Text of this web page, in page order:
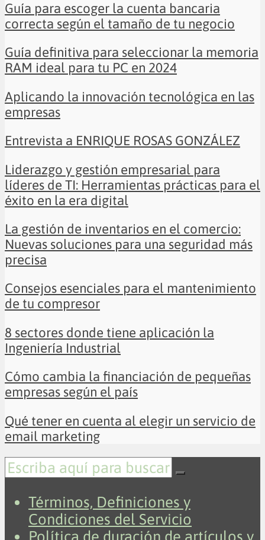
Guía para escoger la cuenta bancaria
correcta según el tamaño de tu negocio
Guía definitiva para seleccionar la memoria
RAM ideal para tu PC en 2024
Aplicando la innovación tecnológica en las
empresas
Entrevista a ENRIQUE ROSAS GONZÁLEZ
Liderazgo y gestión empresarial para
líderes de TI: Herramientas prácticas para el
éxito en la era digital
La gestión de inventarios en el comercio:
Nuevas soluciones para una seguridad más
precisa
Consejos esenciales para el mantenimiento
de tu compresor
8 sectores donde tiene aplicación la
Ingeniería Industrial
Cómo cambia la financiación de pequeñas
empresas según el país
Qué tener en cuenta al elegir un servicio de
email marketing
Términos, Definiciones y
Condiciones del Servicio
Política de duración de artículos y